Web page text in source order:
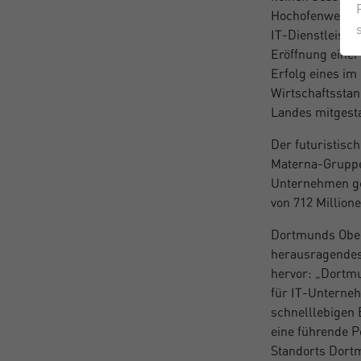
IT-
Eröffnung
Erfolg eines im
Landes
Der
Materna-
Unternehmen
von 712
Dortmunds
hervor:
für IT-
schnelllebigen
eine führende
Standorts